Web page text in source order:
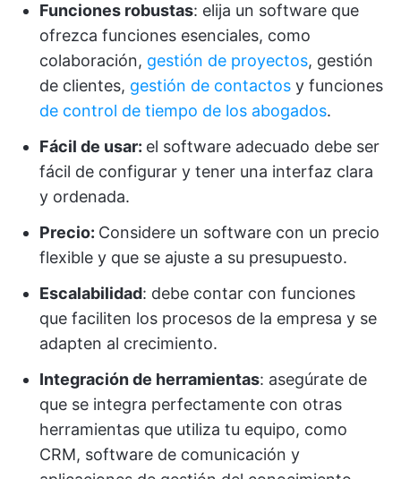
Funciones robustas: elija un software que
ofrezca funciones esenciales, como
colaboración, gestión de proyectos, gestión
de clientes, gestión de contactos y funciones
de control de tiempo de los abogados.
Fácil de usar: el software adecuado debe ser
fácil de configurar y tener una interfaz clara
y ordenada.
Precio: Considere un software con un precio
flexible y que se ajuste a su presupuesto.
Escalabilidad: debe contar con funciones
que faciliten los procesos de la empresa y se
adapten al crecimiento.
Integración de herramientas: asegúrate de
que se integra perfectamente con otras
herramientas que utiliza tu equipo, como
CRM, software de comunicación y